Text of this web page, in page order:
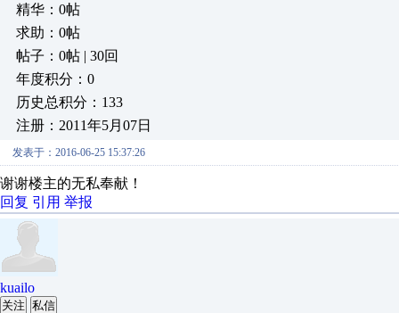
精华：0帖
求助：0帖
帖子：0帖 | 30回
年度积分：0
历史总积分：133
注册：2011年5月07日
发表于：2016-06-25 15:37:26
谢谢楼主的无私奉献！
回复 引用 举报
kuailo
关注 私信